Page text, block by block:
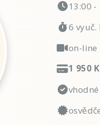
13:00 -
6 vyuč.
on-line
1 950